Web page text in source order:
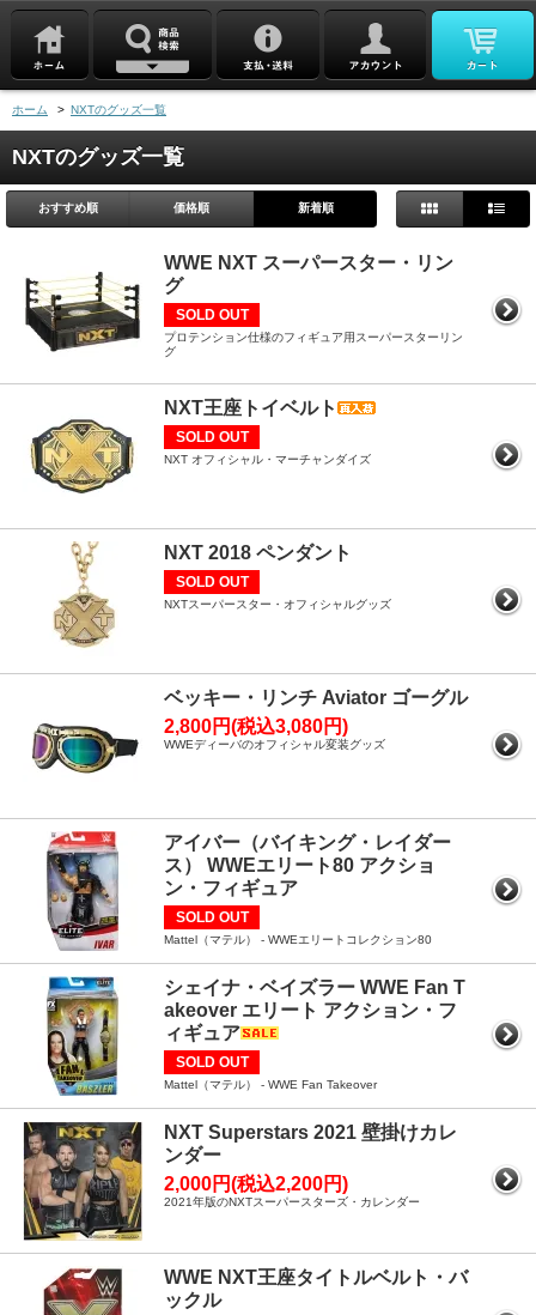
ホーム > NXTのグッズ一覧
NXTのグッズ一覧
おすすめ順 価格順 新着順
WWE NXT スーパースター・リン
グ
SOLD OUT
プロテンション仕様のフィギュア用スーパースターリン
グ
NXT王座トイベルト
SOLD OUT
NXT オフィシャル・マーチャンダイズ
NXT 2018 ペンダント
SOLD OUT
NXTスーパースター・オフィシャルグッズ
ベッキー・リンチ Aviator ゴーグル
2,800円(税込3,080円)
WWEディーバのオフィシャル変装グッズ
アイバー（バイキング・レイダー
ス） WWEエリート80 アクショ
ン・フィギュア
SOLD OUT
Mattel（マテル） - WWEエリートコレクション80
シェイナ・ベイズラー WWE Fan T
akeover エリート アクション・フ
ィギュア
SOLD OUT
Mattel（マテル） - WWE Fan Takeover
NXT Superstars 2021 壁掛けカレ
ンダー
2,000円(税込2,200円)
2021年版のNXTスーパースターズ・カレンダー
WWE NXT王座タイトルベルト・バ
ックル